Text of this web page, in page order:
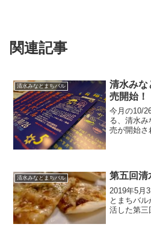
関連記事
清水みなとまちバル
清水みな
売開始！
今月の10/
る、清水み
売が開始さ
メ商品のさ
清水みなとまちバル 第五回清
2019年5月
とまちバ
活した第三